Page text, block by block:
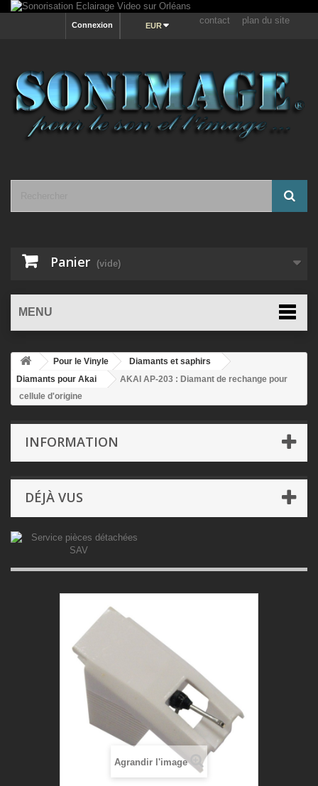
contact plan du site
EUR
Connexion
Panier (vide)
MENU
Pour le Vinyle
Diamants et saphirs
Diamants pour Akai
AKAI AP-203 : Diamant de rechange pour
cellule d'origine
INFORMATION
DÉJÀ VUS
Agrandir l'image